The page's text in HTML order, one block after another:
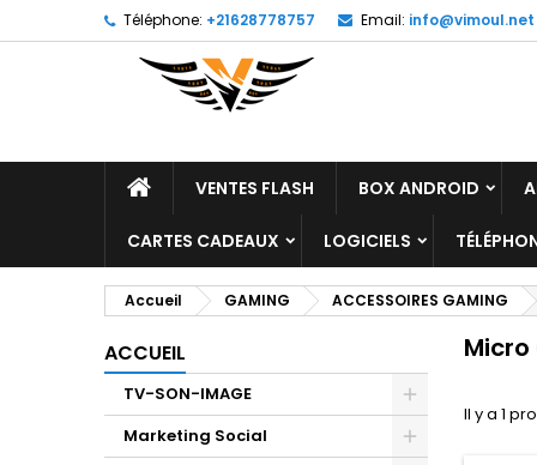
Téléphone: +21628778757 Email: info@vimoul.net
VENTES FLASH BOX ANDROID
CARTES CADEAUX LOGICIELS
Accueil GAMING ACCESSOIRES GAMING
ACCUEIL
TV-SON-IMAGE
Marketing Social
Il y a 1